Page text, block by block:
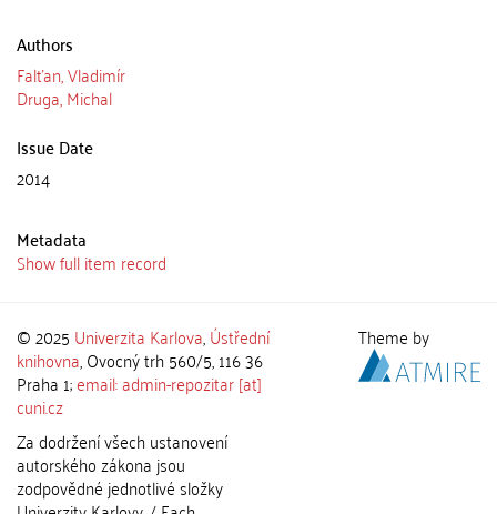
Authors
Falťan, Vladimír
Druga, Michal
Issue Date
2014
Metadata
Show full item record
© 2025 Univerzita Karlova,Ústřední
knihovna, Ovocný trh 560/5, 116 36
Praha 1;email: admin-repozitar [at]
cuni.cz
Za dodržení všech ustanovení
autorského zákona jsou
zodpovědné jednotlivé složky
Theme by